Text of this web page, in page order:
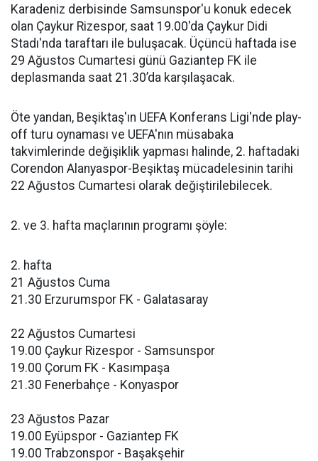
Karadeniz derbisinde Samsunspor'u konuk edecek
olan Çaykur Rizespor, saat 19.00'da Çaykur Didi
Stadı'nda taraftarı ile buluşacak. Üçüncü haftada ise
29 Ağustos Cumartesi günü Gaziantep FK ile
deplasmanda saat 21.30’da karşılaşacak.
Öte yandan, Beşiktaş'ın UEFA Konferans Ligi'nde play-
off turu oynaması ve UEFA'nın müsabaka
takvimlerinde değişiklik yapması halinde, 2. haftadaki
Corendon Alanyaspor-Beşiktaş mücadelesinin tarihi
22 Ağustos Cumartesi olarak değiştirilebilecek.
2. ve 3. hafta maçlarının programı şöyle:
2. hafta
21 Ağustos Cuma
21.30 Erzurumspor FK - Galatasaray
22 Ağustos Cumartesi
19.00 Çaykur Rizespor - Samsunspor
19.00 Çorum FK - Kasımpaşa
21.30 Fenerbahçe - Konyaspor
23 Ağustos Pazar
19.00 Eyüpspor - Gaziantep FK
19.00 Trabzonspor - Başakşehir